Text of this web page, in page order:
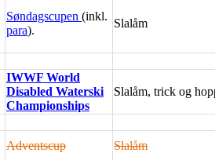
Søndagscupen (inkl.
para).
Slalåm
IWWF World
Disabled Waterski
Championships
Slalåm, trick og
Adventscup Slalåm